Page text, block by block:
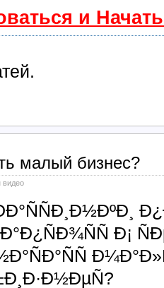
и
малый бизнес?
видео